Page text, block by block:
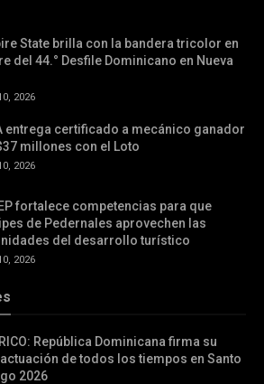
State brilla con la bandera tricolor en
del 44.° Desfile Dominicano en Nueva
2026
entrega certificado a mecánico ganador
millones con el Loto
2026
fortalece competencias para que
de Pedernales aprovechen las
del desarrollo turístico
2026
República Dominicana firma su
de todos los tiempos en Santo
2026